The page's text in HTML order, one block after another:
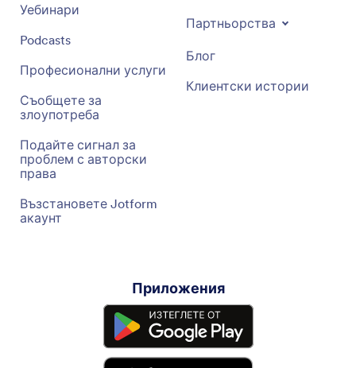
Уебинари
Podcasts
Професионални услуги
Съобщете за
злоупотреба
Подайте сигнал за
проблем с авторски
права
Възстановете Jotform
акаунт
Партньорства
Блог
Клиентски истории
Приложения